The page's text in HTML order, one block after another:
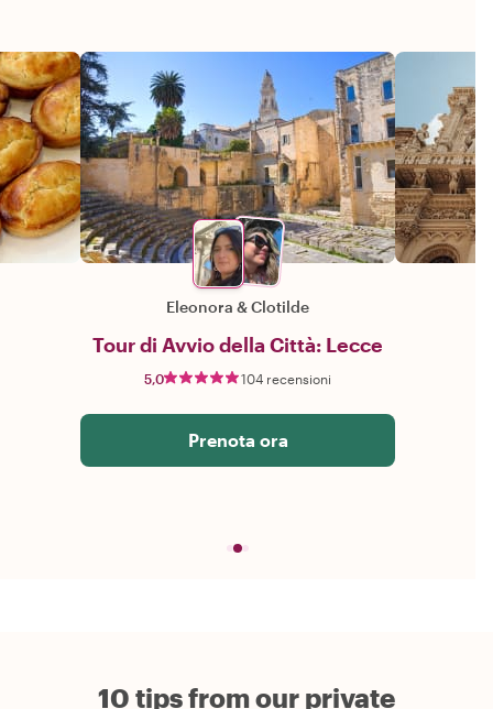
Eleonora &Clotilde
Tour di Avvio della Città: Lecce
5,0 104 recensioni
Prenota ora
10 tips from our private